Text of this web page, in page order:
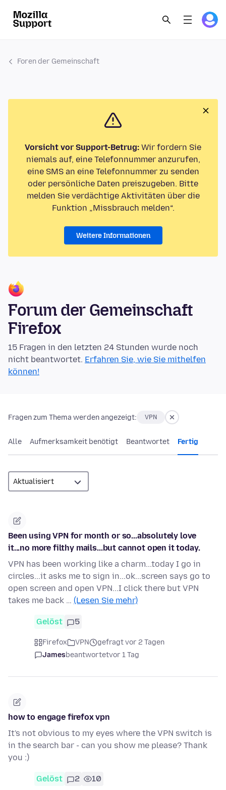
Foren der Gemeinschaft
Vorsicht vor Support-Betrug: Wir fordern Sie
niemals auf, eine Telefonnummer anzurufen,
eine SMS an eine Telefonnummer zu senden
oder persönliche Daten preiszugeben. Bitte
melden Sie verdächtige Aktivitäten über die
Funktion „Missbrauch melden“.
Weitere Informationen
Forum der Gemeinschaft
Firefox
15 Fragen in den letzten 24 Stunden wurde noch
nicht beantwortet. Erfahren Sie, wie Sie mithelfen
können!
Fragen zum Thema werden angezeigt: VPN
Alle Aufmerksamkeit benötigt Beantwortet Fertig
Been using VPN for month or so...absolutely love
it...no more filthy mails...but cannot open it today.
VPN has been working like a charm...today I go in
circles...it asks me to sign in...ok...screen says go to
open screen and open VPN...I click there but VPN
takes me back … (Lesen Sie mehr)
Gelöst 5
Firefox VPN
gefragt vor 2 Tagen
Jamesbeantwortetvor 1 Tag
how to engage firefox vpn
It's not obvious to my eyes where the VPN switch is
in the search bar - can you show me please? Thank
you :)
Gelöst 2 10